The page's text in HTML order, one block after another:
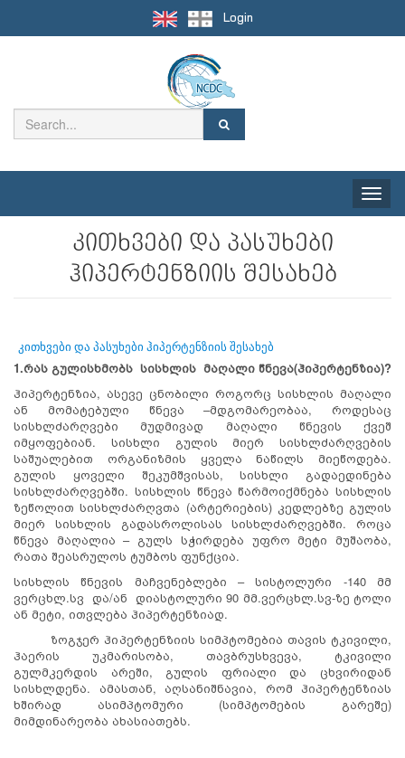
Login
Toggle
კითხვები და პასუხები
ჰიპერტენზიის შესახებ
კითხვები და პასუხები ჰიპერტენზიის შესახებ
1.რას გულისხმობს სისხლის მაღალი წნევა(ჰიპერტენზია)?
ჰიპერტენზია, ასევე ცნობილი როგორც სისხლის მაღალი
ან მომატებული წნევა –მდგომარეობაა, როდესაც
სისხლძარღვები მუდმივად მაღალი წნევის ქვეშ
იმყოფებიან. სისხლი გულის მიერ სისხლძარღვების
საშუალებით ორგანიზმის ყველა ნაწილს მიეწოდება.
გულის ყოველი შეკუმშვისას, სისხლი გადაედინება
სისხლძარღვებში. სისხლის წნევა წარმოიქმნება სისხლის
ზეწოლით სისხლძარღვთა (არტერიების) კედლებზე გულის
მიერ სისხლის გადასროლისას სისხლძარღვებში. როცა
წნევა მაღალია – გულს სჭირდება უფრო მეტი მუშაობა,
რათა შეასრულოს ტუმბოს ფუნქცია.
სისხლის წნევის მაჩვენებლები – სისტოლური -140 მმ
ვერცხლ.სვ და/ან დიასტოლური 90 მმ.ვერცხლ.სვ-ზე ტოლი
ან მეტი, ითვლება ჰიპერტენზიად.
ზოგჯერ ჰიპერტენზიის სიმპტომებია თავის ტკივილი,
ჰაერის უკმარისობა, თავბრუსხვევა, ტკივილი
გულმკერდის არეში, გულის ფრიალი და ცხვირიდან
სისხლდენა. ამასთან, აღსანიშნავია, რომ ჰიპერტენზიას
ხშირად ასიმპტომური (სიმპტომების გარეშე)
მიმდინარეობა ახასიათებს.